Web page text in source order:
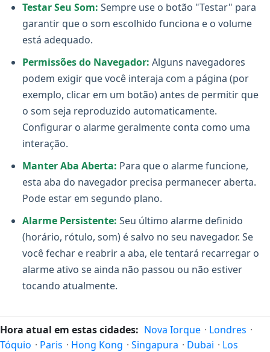
Testar Seu Som: Sempre use o botão "Testar" para
garantir que o som escolhido funciona e o volume
está adequado.
Permissões do Navegador: Alguns navegadores
podem exigir que você interaja com a página (por
exemplo, clicar em um botão) antes de permitir que
o som seja reproduzido automaticamente.
Configurar o alarme geralmente conta como uma
interação.
Manter Aba Aberta: Para que o alarme funcione,
esta aba do navegador precisa permanecer aberta.
Pode estar em segundo plano.
Alarme Persistente: Seu último alarme definido
(horário, rótulo, som) é salvo no seu navegador. Se
você fechar e reabrir a aba, ele tentará recarregar o
alarme ativo se ainda não passou ou não estiver
tocando atualmente.
Hora atual em estas cidades: Nova Iorque · Londres ·
Tóquio · Paris · Hong Kong · Singapura · Dubai · Los